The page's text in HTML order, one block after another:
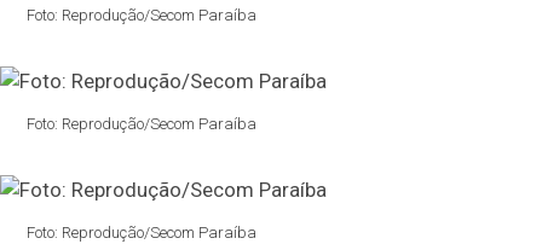
Foto: Reprodução/Secom Paraíba
Foto: Reprodução/Secom Paraíba
Foto: Reprodução/Secom Paraíba